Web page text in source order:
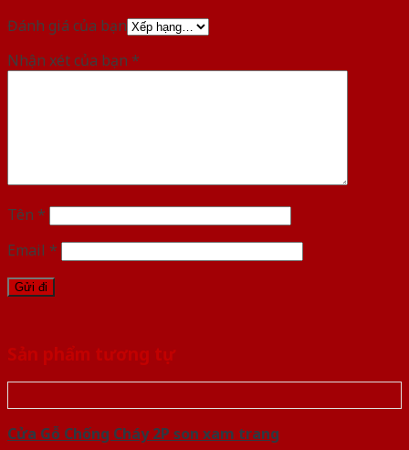
Đánh giá của bạn
Nhận xét của bạn *
Tên *
Email *
Sản phẩm tương tự
Cửa Gỗ Chống Cháy 2P son xam trang